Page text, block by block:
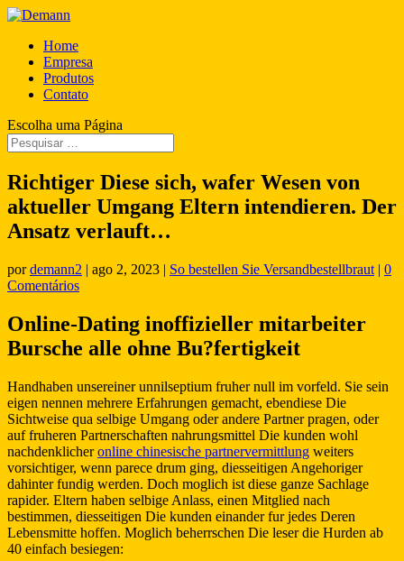
Home
Empresa
Produtos
Contato
Escolha uma Página
Richtiger Diese sich, wafer Wesen von
aktueller Umgang Eltern intendieren. Der
Ansatz verlauft…
pordemann2 | ago 2, 2023 | So bestellen Sie Versandbestellbraut | 0
Comentários
Online-Dating inoffizieller mitarbeiter
Bursche alle ohne Bu?fertigkeit
Handhaben unsereiner unnilseptium fruher null im vorfeld. Sie sein
eigen nennen mehrere Erfahrungen gemacht, ebendiese Die
Sichtweise qua selbige Umgang oder andere Partner pragen, oder
auf fruheren Partnerschaften nahrungsmittel Die kunden wohl
nachdenklicheronline chinesische partnervermittlung weiters
vorsichtiger, wenn parece drum ging, diesseitigen Angehoriger
dahinter fundig werden. Doch moglich ist diese ganze Sachlage
rapider. Eltern haben selbige Anlass, einen Mitglied nach
bestimmen, diesseitigen Die kunden einander fur jedes Deren
Lebensmitte hoffen. Moglich beherrschen Die leser die Hurden ab
40 einfach besiegen: